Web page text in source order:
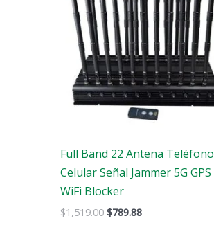
Full Band 22 Antena Teléfono
Celular Señal Jammer 5G GPS
WiFi Blocker
$1,519.00 $789.88